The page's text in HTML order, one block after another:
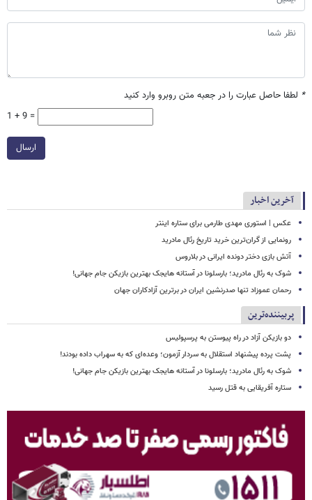
* لطفا حاصل عبارت را در جعبه متن روبرو وارد کنید
1 + 9 =
ارسال
آخرین اخبار
عکس | استوری مهدی طارمی برای ستاره اینتر
رونمایی از گران‌ترین خرید تاریخ رئال مادرید
آتش بازی دختر دونده ایرانی در بلاروس
شوک به رئال مادرید؛ بارسلونا در آستانه هایجک بهترین بازیکن جام جهانی!
رحمان عموزاد تنها صدرنشین ایران در برترین آزادکاران جهان
پربیننده‌ترین
دو بازیکن آزاد در راه پیوستن به پرسپولیس
پشت پرده پیشنهاد استقلال به سردار آزمون؛ وعده‌ای که به سهراب داده بودند!
شوک به رئال مادرید؛ بارسلونا در آستانه هایجک بهترین بازیکن جام جهانی!
ستاره آفریقایی به قتل رسید